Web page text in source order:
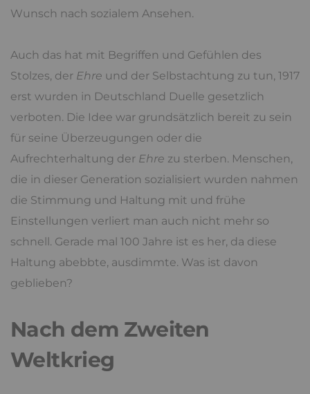
Wunsch nach sozialem Ansehen.
Auch das hat mit Begriffen und Gefühlen des
Stolzes, der Ehre und der Selbstachtung zu tun, 1917
erst wurden in Deutschland Duelle gesetzlich
verboten. Die Idee war grundsätzlich bereit zu sein
für seine Überzeugungen oder die
Aufrechterhaltung der Ehre zu sterben. Menschen,
die in dieser Generation sozialisiert wurden nahmen
die Stimmung und Haltung mit und frühe
Einstellungen verliert man auch nicht mehr so
schnell. Gerade mal 100 Jahre ist es her, da diese
Haltung abebbte, ausdimmte. Was ist davon
geblieben?
Nach dem Zweiten
Weltkrieg